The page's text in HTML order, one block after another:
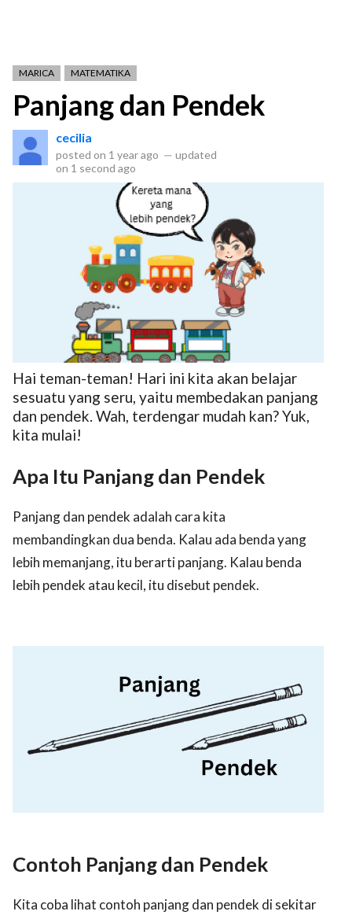
MARICA MATEMATIKA
Panjang dan Pendek
cecilia
posted on 1 year ago — updated
on 1 second ago
Hai teman-teman! Hari ini kita akan belajar
sesuatu yang seru, yaitu membedakan panjang
dan pendek. Wah, terdengar mudah kan? Yuk,
kita mulai!
Apa Itu Panjang dan Pendek
Panjang dan pendek adalah cara kita
membandingkan dua benda. Kalau ada benda yang
lebih memanjang, itu berarti panjang. Kalau benda
lebih pendek atau kecil, itu disebut pendek.
Contoh Panjang dan Pendek
Kita coba lihat contoh panjang dan pendek di sekitar